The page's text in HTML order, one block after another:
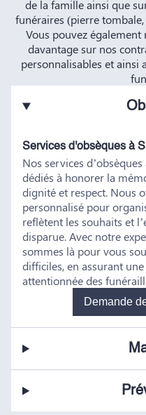
de la famille ainsi que
funéraires (pierre
Vous pouvez
davantage sur nos
personnalisables et ainsi
Services d'obsèques à
Nos services
dédiés à honorer la
dignité et respect. Nous
personnalisé pour
reflètent les souhaits et
disparue. Avec notre
sommes là pour vous
difficiles, en assurant
attentionnée des